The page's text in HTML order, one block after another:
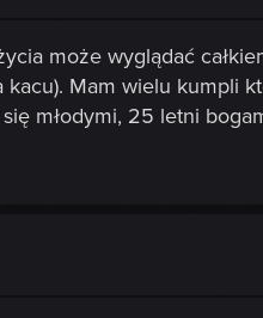
może wyglądać
Mam wielu kumpli
młodymi, 25 letni